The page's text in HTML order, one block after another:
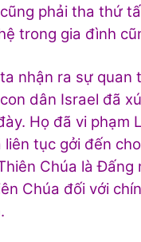
phải tha thứ
trong gia đình
nhận ra sự
dân Israel đã
Họ đã vi phạm
tục gởi đến
Chúa là
Chúa đối với